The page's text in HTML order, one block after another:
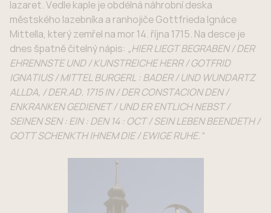
lazaret. Vedle kaple je obdélná náhrobní deska
městského lazebníka a ranhojiče Gottfrieda Ignáce
Mittella, který zemřel na mor 14. října 1715. Na desce je
dnes špatně čitelný nápis: „HIER LIEGT BEGRABEN / DER
EHRENNSTE UND / KUNSTREICHE HERR / GOTFRID
IGNATIUS / MITTEL BURGERL : BADER / UND WUNDARTZ
ALLDA, / DER.AD. 1715 IN / DER CONSTACION DEN /
ENKRANKEN GEDIENET / UND ER ENTLICH NEBST /
SEINEN SEN : EIN : DEN 14 : OCT / SEIN LEBEN BEENDETH /
GOTT SCHENKTH IHNEM DIE / EWIGE RUHE.“